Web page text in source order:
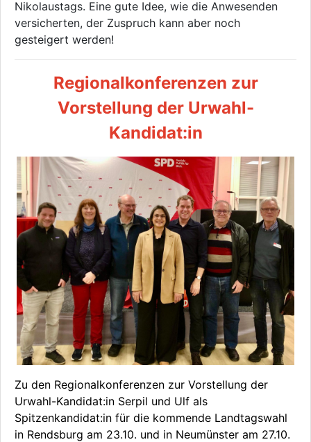
Nikolaustags. Eine gute Idee, wie die Anwesenden
versicherten, der Zuspruch kann aber noch
gesteigert werden!
Regionalkonferenzen zur
Vorstellung der Urwahl-
Kandidat:in
Zu den Regionalkonferenzen zur Vorstellung der
Urwahl-Kandidat:in Serpil und Ulf als
Spitzenkandidat:in für die kommende Landtagswahl
in Rendsburg am 23.10. und in Neumünster am 27.10.